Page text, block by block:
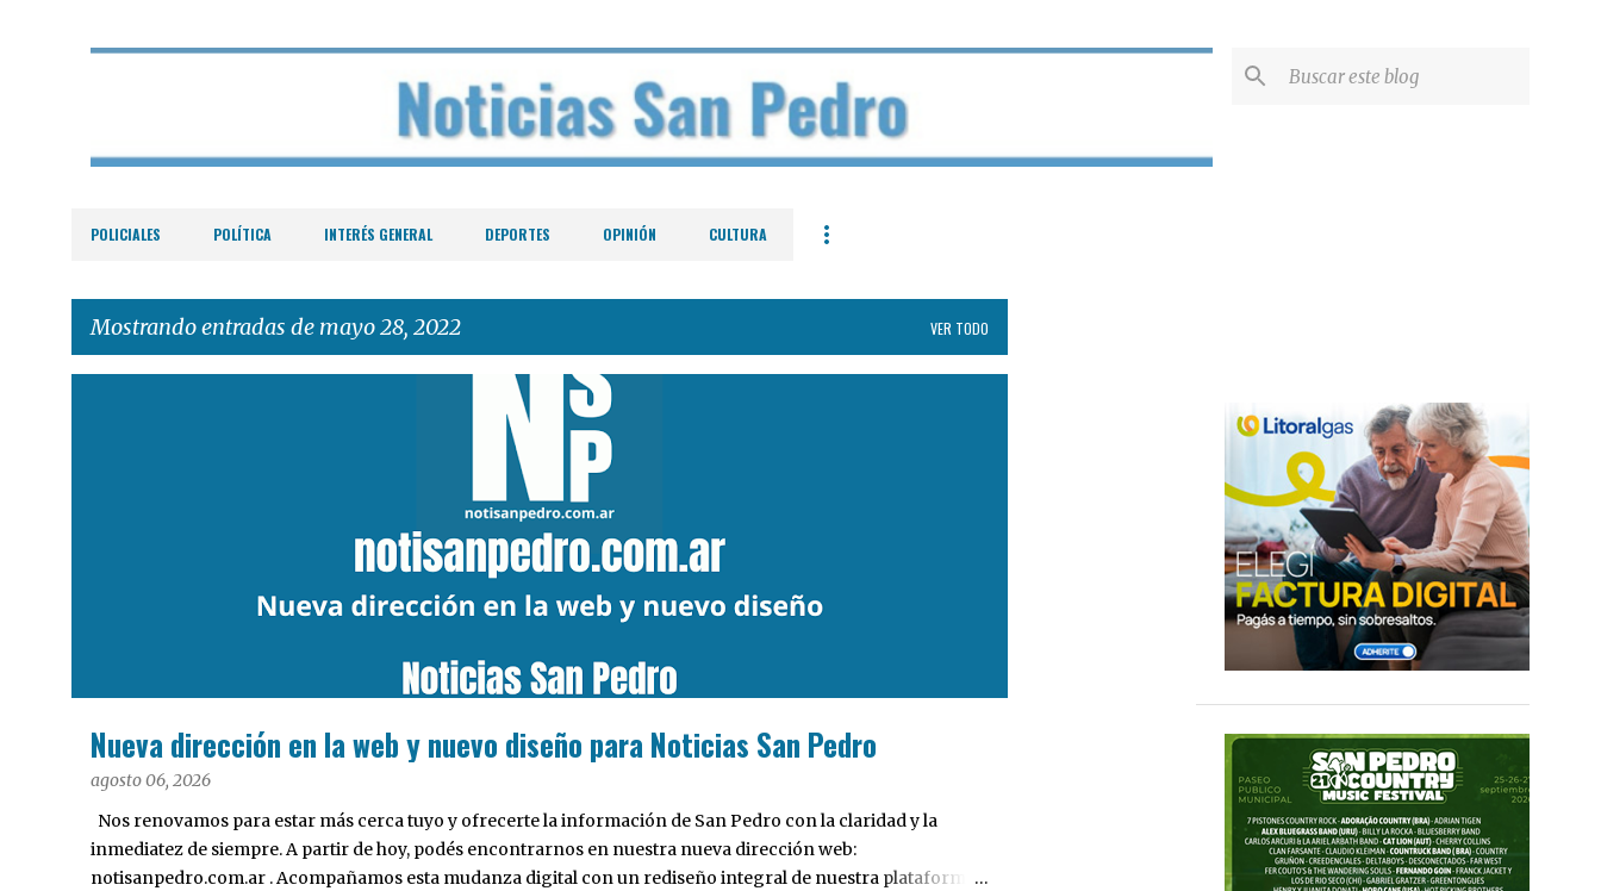
POLICIALES POLÍTICA INTERÉS GENERAL DEPORTES OPINIÓN CULTURA
Mostrando entradas de mayo 28, 2022 VER TODO
Nueva dirección en la web y nuevo diseño para Noticias San Pedro
agosto 06, 2026
Nos renovamos para estar más cerca tuyo y ofrecerte la información de San Pedro con la claridad y la
inmediatez de siempre. A partir de hoy, podés encontrarnos en nuestra nueva dirección web:
notisanpedro.com.ar . Acompañamos esta mudanza digital con un rediseño integral de nuestra plataforma.